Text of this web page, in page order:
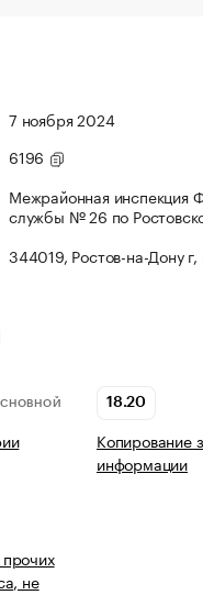
7 ноября 2024
6196
Межрайонная инспекция
службы № 26 по
344019, Ростов-на-Дону
18.20
Копирование
информации
не